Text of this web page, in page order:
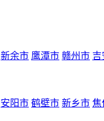
新余市 鹰潭市 赣州市 吉
安阳市 鹤壁市 新乡市 焦